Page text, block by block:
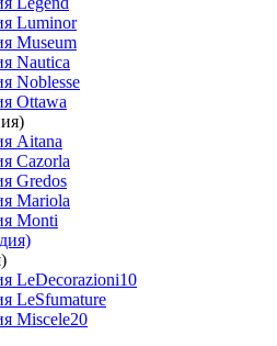
Luminor
Museum
Nautica
Noblesse
Ottawa
Aitana
Cazorla
Gredos
Mariola
Monti
LeDecorazioni10
LeSfumature
Miscele20